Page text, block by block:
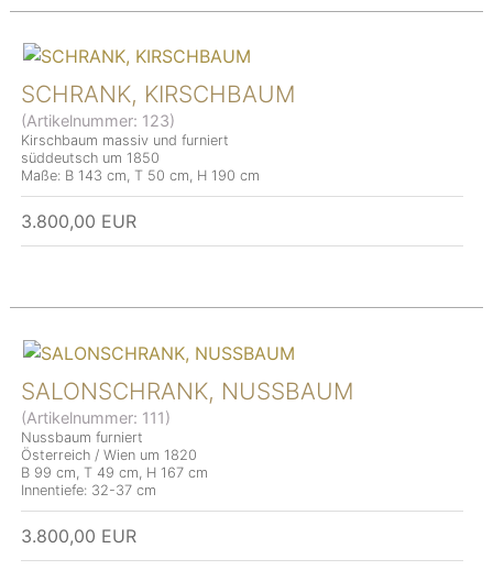
SCHRANK, KIRSCHBAUM
(Artikelnummer: 123)
Kirschbaum massiv und furniert
süddeutsch um 1850
Maße: B 143 cm, T 50 cm, H 190 cm
3.800,00 EUR
SALONSCHRANK, NUSSBAUM
(Artikelnummer: 111)
Nussbaum furniert
Österreich / Wien um 1820
B 99 cm, T 49 cm, H 167 cm
Innentiefe: 32-37 cm
3.800,00 EUR